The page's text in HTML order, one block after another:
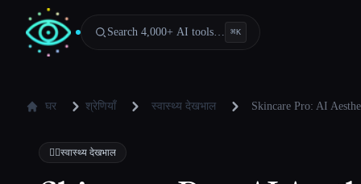
Search 4,000+ AI tools… ⌘K
घर श्रेणियाँ स्वास्थ्य देखभाल Skincare Pro: AI
👩‍⚕️स्वास्थ्य देखभाल